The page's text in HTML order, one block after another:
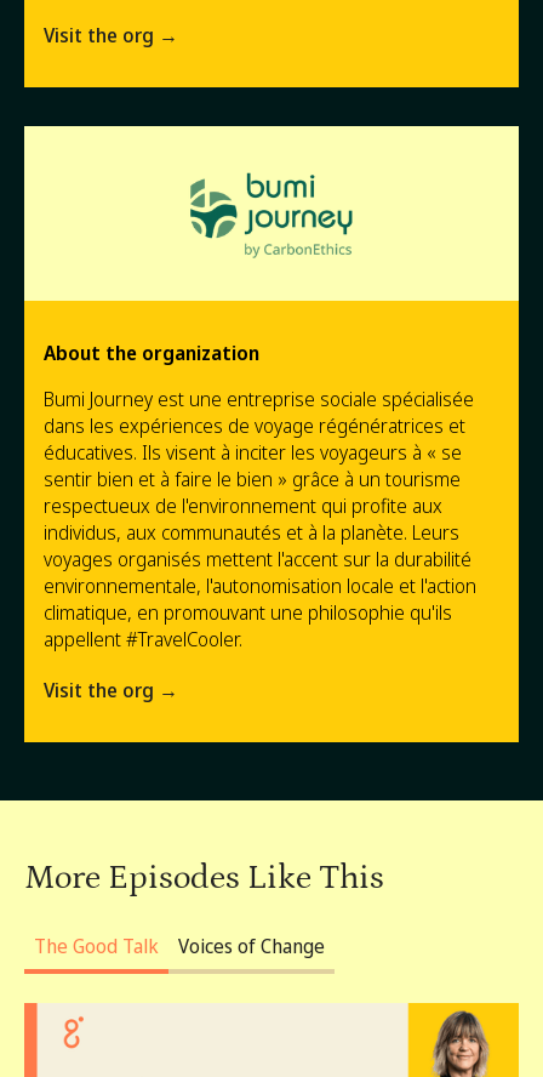
Visit the org →
About the organization
Bumi Journey est une entreprise sociale spécialisée
dans les expériences de voyage régénératrices et
éducatives. Ils visent à inciter les voyageurs à « se
sentir bien et à faire le bien » grâce à un tourisme
respectueux de l'environnement qui profite aux
individus, aux communautés et à la planète. Leurs
voyages organisés mettent l'accent sur la durabilité
environnementale, l'autonomisation locale et l'action
climatique, en promouvant une philosophie qu'ils
appellent #TravelCooler.
Visit the org →
More Episodes Like This
The Good Talk Voices of Change